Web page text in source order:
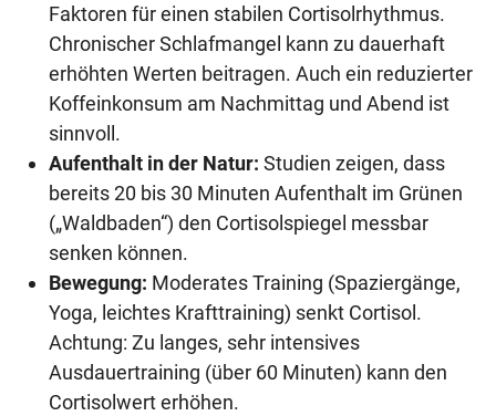
Faktoren für einen stabilen Cortisolrhythmus.
Chronischer Schlafmangel kann zu dauerhaft
erhöhten Werten beitragen. Auch ein reduzierter
Koffeinkonsum am Nachmittag und Abend ist
sinnvoll.
Aufenthalt in der Natur: Studien zeigen, dass
bereits 20 bis 30 Minuten Aufenthalt im Grünen
(„Waldbaden“) den Cortisolspiegel messbar
senken können.
Bewegung: Moderates Training (Spaziergänge,
Yoga, leichtes Krafttraining) senkt Cortisol.
Achtung: Zu langes, sehr intensives
Ausdauertraining (über 60 Minuten) kann den
Cortisolwert erhöhen.